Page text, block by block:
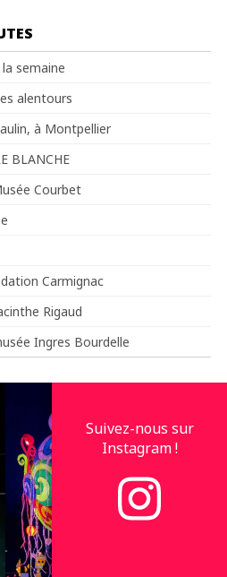
semaine
alentours
à Montpellier
BLANCHE
Courbet
Carmignac
Rigaud
Ingres Bourdelle
Suivez-nous sur
Instagram !